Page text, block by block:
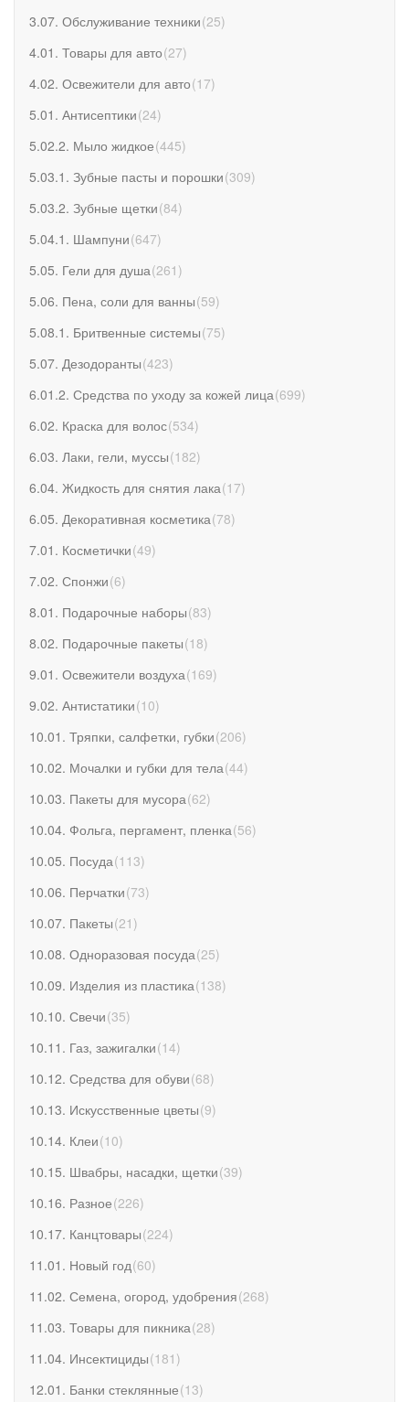
3.07. Обслуживание техники(25)
4.01. Товары для авто(27)
4.02. Освежители для авто(17)
5.01. Антисептики(24)
5.02.2. Мыло жидкое(445)
5.03.1. Зубные пасты и порошки(309)
5.03.2. Зубные щетки(84)
5.04.1. Шампуни(647)
5.05. Гели для душа(261 )
5.06. Пена, соли для ванны(59)
5.08.1. Бритвенные системы(75)
5.07. Дезодоранты(423)
6.01.2. Средства по уходу за кожей лица(699)
6.02. Краска для волос(534)
6.03. Лаки, гели, муссы(182)
6.04. Жидкость для снятия лака(17)
6.05. Декоративная косметика(78)
7.01. Косметички(49)
7.02. Спонжи(6)
8.01. Подарочные наборы(83)
8.02. Подарочные пакеты(18)
9.01. Освежители воздуха(169)
9.02. Антистатики(10)
10.01. Тряпки, салфетки, губки(206)
10.02. Мочалки и губки для тела(44)
10.03. Пакеты для мусора(62)
10.04. Фольга, пергамент, пленка(56)
10.05. Посуда(113)
10.06. Перчатки(73)
10.07. Пакеты(21 )
10.08. Одноразовая посуда(25)
10.09. Изделия из пластика(138)
10.10. Свечи(35)
10.11. Газ, зажигалки(14)
10.12. Средства для обуви(68)
10.13. Искусственные цветы(9)
10.14. Клеи(10)
10.15. Швабры, насадки, щетки(39)
10.16. Разное(226)
10.17. Канцтовары(224)
11.01. Новый год(60)
11.02. Семена, огород, удобрения(268)
11.03. Товары для пикника(28)
11.04. Инсектициды(181 )
12.01. Банки стеклянные(13)